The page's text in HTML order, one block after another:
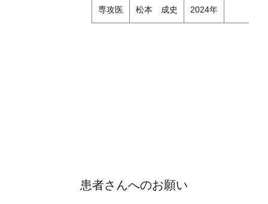
専攻医 松本 成史 2024年
患者さんへのお願い